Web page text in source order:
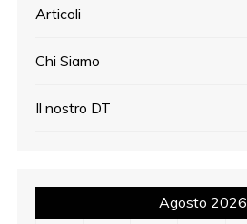
Articoli
Chi Siamo
Il nostro DT
Agosto 2026